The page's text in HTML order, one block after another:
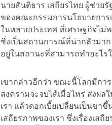
นายสันติธาร เสถียรไทย ผู้ช่วย
ของคณะกรรมการนโยบายการ
ในหลายประเทศ ที่เศรษฐกิจไ
ซึ่งเป็นสถานการณ์ที่น่ากลัวมาก
อยู่ในสถานะที่สามารถทำอะไร
เขากล่าวอีกว่า ขณะนี้โลกมีกา
สงครามจะจบได้เมื่อไหร่ ส่งผล
เรา แล้วดอกเบี้ยเปลี่ยนเป็นขา
เสถียรภาพของเรา ซึ่งเรื่องเส